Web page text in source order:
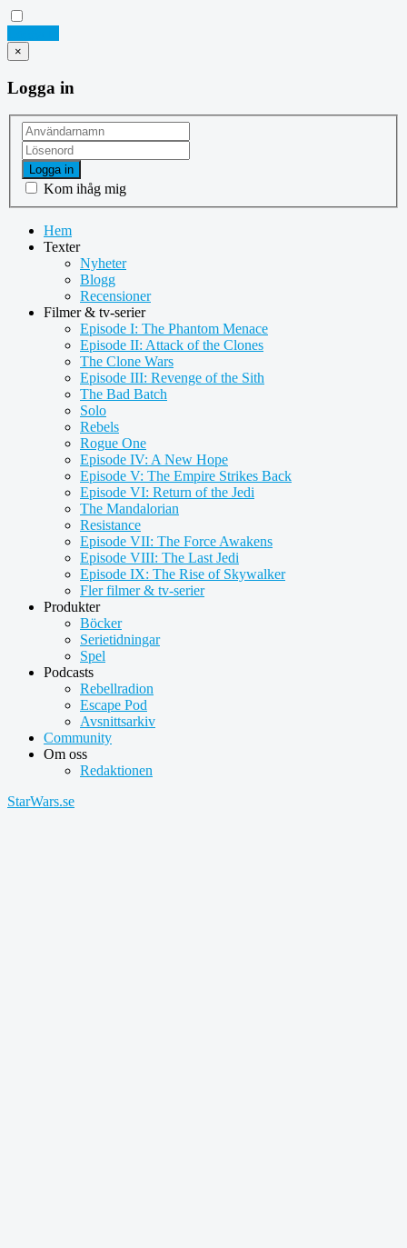
×
Logga in
Logga in
Kom ihåg mig
Hem
Texter
Nyheter
Blogg
Recensioner
Filmer & tv-serier
Episode I: The Phantom Menace
Episode II: Attack of the Clones
The Clone Wars
Episode III: Revenge of the Sith
The Bad Batch
Solo
Rebels
Rogue One
Episode IV: A New Hope
Episode V: The Empire Strikes Back
Episode VI: Return of the Jedi
The Mandalorian
Resistance
Episode VII: The Force Awakens
Episode VIII: The Last Jedi
Episode IX: The Rise of Skywalker
Fler filmer & tv-serier
Produkter
Böcker
Serietidningar
Spel
Podcasts
Rebellradion
Escape Pod
Avsnittsarkiv
Community
Om oss
Redaktionen
StarWars.se